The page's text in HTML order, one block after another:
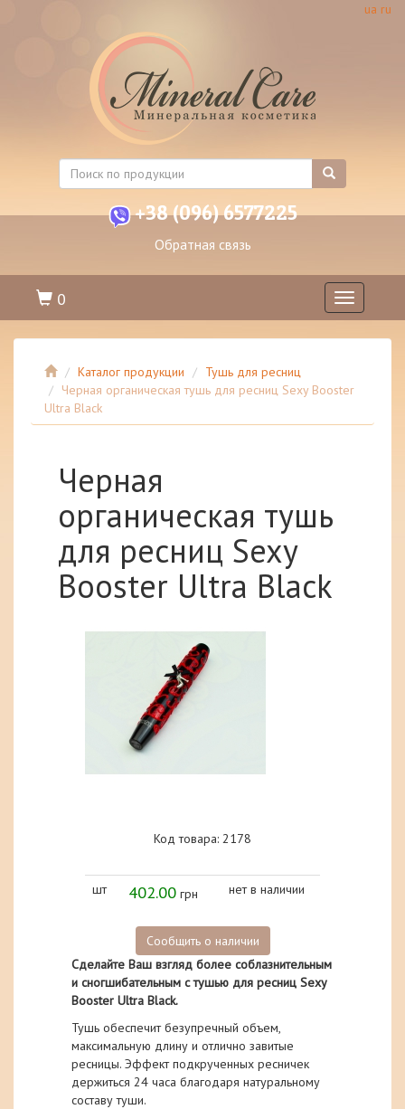
ua ru
+38 (096) 6577225
Обратная связь
Toggle
navigation
0
Каталог продукции
Тушь для ресниц
Черная органическая тушь для ресниц Sexy Booster
Ultra Black
Черная
органическая тушь
для ресниц Sexy
Booster Ultra Black
Код товара: 2178
шт 402.00 грн нет в наличии
Сообщить о наличии
Сделайте Ваш взгляд более соблазнительным
и сногшибательным с тушью для ресниц Sexy
Booster Ultra Black.
Тушь обеспечит безупречный объем,
максимальную длину и отлично завитые
ресницы. Эффект подкрученных ресничек
держиться 24 часа благодаря натуральному
составу туши.